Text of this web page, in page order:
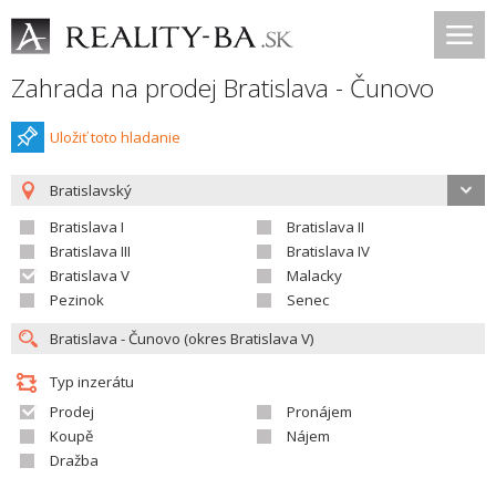
Zahrada na prodej Bratislava - Čunovo
Uložiť toto hladanie
Bratislavský
Bratislava I
Bratislava II
Bratislava III
Bratislava IV
Bratislava V
Malacky
Pezinok
Senec
Typ inzerátu
Prodej
Pronájem
Koupě
Nájem
Dražba